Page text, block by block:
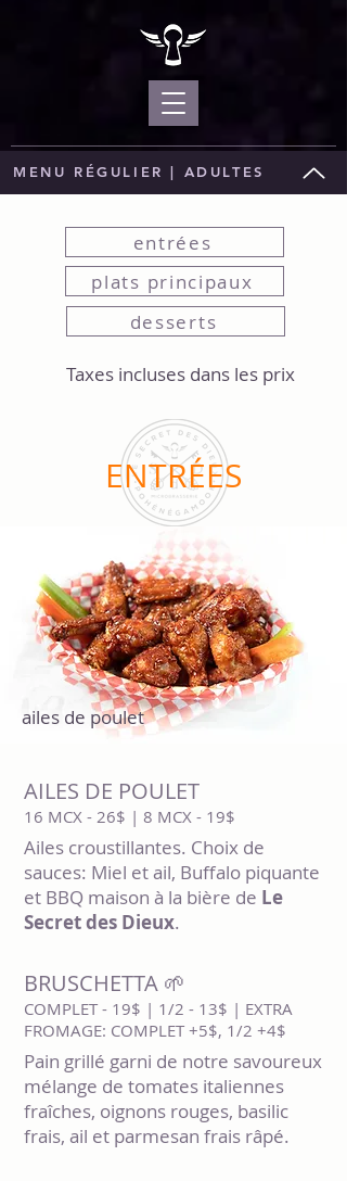
MENU RÉGULIER | ADULTES
entrées
plats principaux
desserts
Taxes incluses dans les prix
ENTRÉES
ailes de poulet
AILES DE POULET
16 MCX - 26$ | 8 MCX - 19$
Ailes croustillantes. Choix de
sauces: Miel et ail, Buffalo piquante
et BBQ maison à la bière de Le
Secret des Dieux.
BRUSCHETTA 🌱
COMPLET - 19$ | 1/2 - 13$ | EXTRA
FROMAGE: COMPLET +5$, 1/2 +4$
Pain grillé garni de notre savoureux
mélange de tomates italiennes
fraîches, oignons rouges, basilic
frais, ail et parmesan frais râpé.